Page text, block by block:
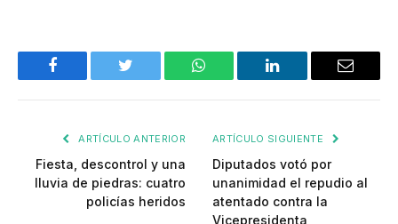
Facebook Twitter WhatsApp LinkedIn Email
ARTÍCULO ANTERIOR
Fiesta, descontrol y una
lluvia de piedras: cuatro
policías heridos
ARTÍCULO SIGUIENTE
Diputados votó por
unanimidad el repudio al
atentado contra la
Vicepresidenta